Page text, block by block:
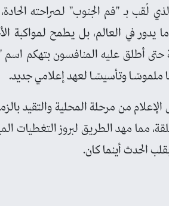
لُقب بـ "فم الجنوب" لصراحته
يدور في العالم، بل يطمح لمواكبة
حتى أطلق عليه المنافسون بتهكم اسم
ملموسًـا وتأسيسًـا لعهد إعلامي جديد.
من مرحلة المحلية والتقيد
مما مهد الطريق لبروز التغطيات
الحدث أينما كان.